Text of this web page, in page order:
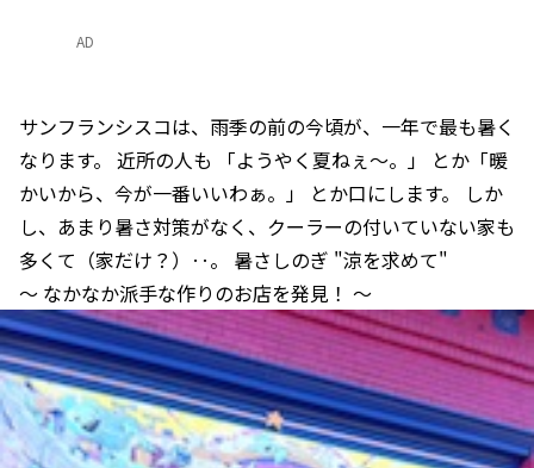
AD
サンフランシスコは、雨季の前の今頃が、一年で最も暑く
なります。 近所の人も 「ようやく夏ねぇ〜。」 とか「暖
かいから、今が一番いいわぁ。」 とか口にします。 しか
し、あまり暑さ対策がなく、クーラーの付いていない家も
多くて（家だけ？）‥。 暑さしのぎ "涼を求めて"
〜 なかなか派手な作りのお店を発見！ 〜